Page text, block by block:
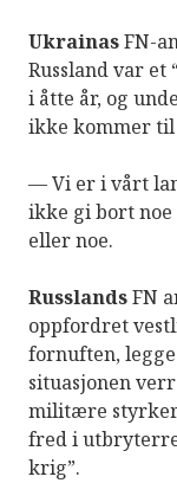
UkrainasFN-
Russland var et
i åtte år, og
ikke kommer til
— Vi er i vårt
ikke gi bort
eller noe.
RusslandsFN
oppfordret
fornuften,
situasjonen
militære styrker
fred i
krig”.